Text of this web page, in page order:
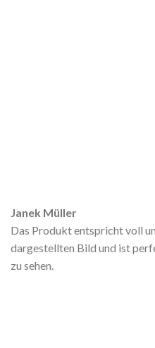
Janek Müller
Das Produkt entspricht voll
dargestellten Bild und ist
zu sehen.